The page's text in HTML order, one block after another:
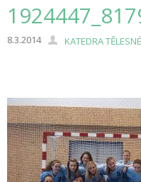
8.3.2014 KATEDRA